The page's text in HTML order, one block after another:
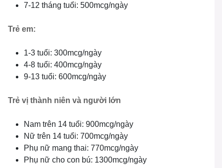
7-12 tháng tuổi: 500mcg/ngày
Trẻ em:
1-3 tuổi: 300mcg/ngày
4-8 tuổi: 400mcg/ngày
9-13 tuổi: 600mcg/ngày
Trẻ vị thành niên và người lớn
Nam trên 14 tuổi: 900mcg/ngày
Nữ trên 14 tuổi: 700mcg/ngày
Phụ nữ mang thai: 770mcg/ngày
Phụ nữ cho con bú: 1300mcg/ngày